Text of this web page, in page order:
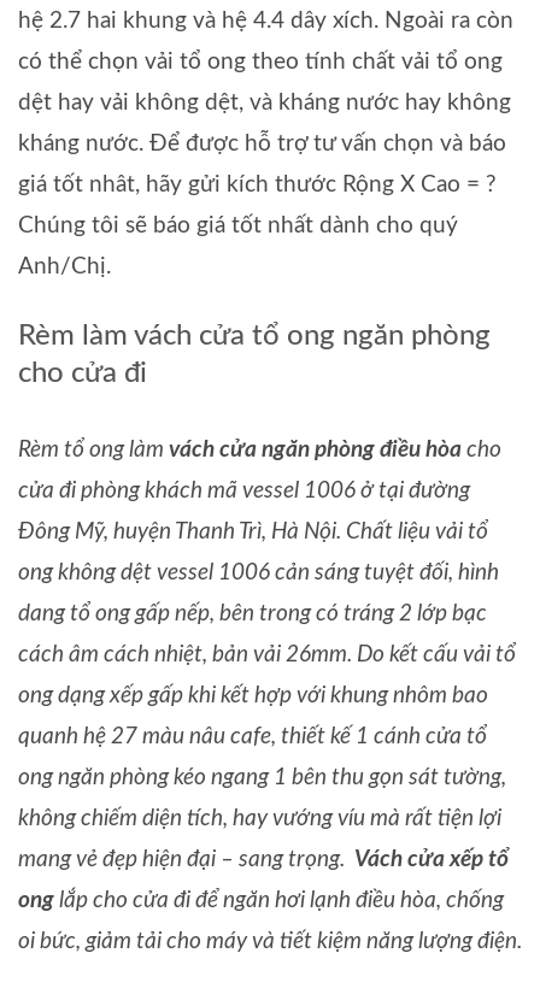
hệ 2.7 hai khung và hệ 4.4 dây xích. Ngoài ra còn
có thể chọn vải tổ ong theo tính chất vải tổ ong
dệt hay vải không dệt, và kháng nước hay không
kháng nước. Để được hỗ trợ tư vấn chọn và báo
giá tốt nhât, hãy gửi kích thước Rộng X Cao = ?
Chúng tôi sẽ báo giá tốt nhất dành cho quý
Anh/Chị.
Rèm làm vách cửa tổ ong ngăn phòng
cho cửa đi
Rèm tổ ong làm vách cửa ngăn phòng điều hòa cho
cửa đi phòng khách mã vessel 1006 ở tại đường
Đông Mỹ, huyện Thanh Trì, Hà Nội. Chất liệu vải tổ
ong không dệt vessel 1006 cản sáng tuyệt đối, hình
dang tổ ong gấp nếp, bên trong có tráng 2 lớp bạc
cách âm cách nhiệt, bản vải 26mm. Do kết cấu vải tổ
ong dạng xếp gấp khi kết hợp với khung nhôm bao
quanh hệ 27 màu nâu cafe, thiết kế 1 cánh cửa tổ
ong ngăn phòng kéo ngang 1 bên thu gọn sát tường,
không chiếm diện tích, hay vướng víu mà rất tiện lợi
mang vẻ đẹp hiện đại – sang trọng. Vách cửa xếp tổ
ong lắp cho cửa đi để ngăn hơi lạnh điều hòa, chống
oi bức, giảm tải cho máy và tiết kiệm năng lượng điện.